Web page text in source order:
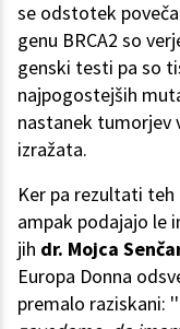
se odstotek
genu BRCA2 so
genski testi pa so
najpogostejših
nastanek tumorjev
izražata.
Ker pa rezultati
ampak podajajo le
jih dr. Mojca
Europa Donna
premalo raziskani: ''